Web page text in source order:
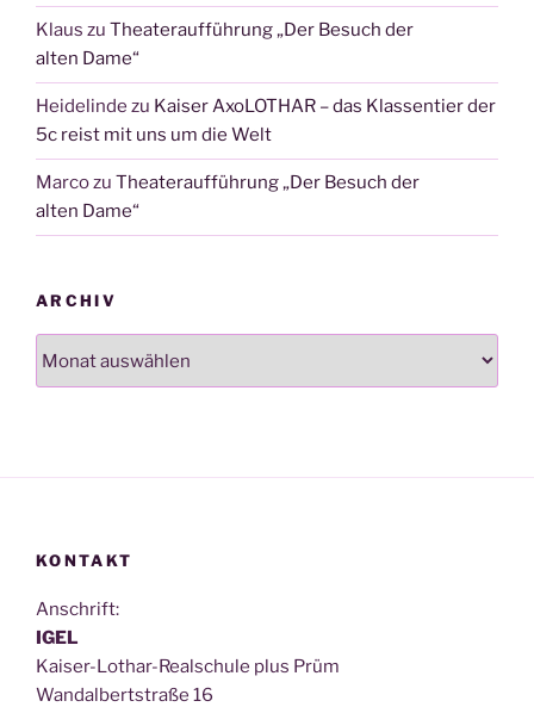
Klaus zu Theateraufführung „Der Besuch der
alten Dame“
Heidelinde zu Kaiser AxoLOTHAR – das Klassentier der
5c reist mit uns um die Welt
Marcozu Theateraufführung „Der Besuch der
alten Dame“
ARCHIV
KONTAKT
Anschrift:
IGEL
Kai­ser-Lothar-Real­schu­le plus Prüm
Wan­dal­bert­stra­ße 16